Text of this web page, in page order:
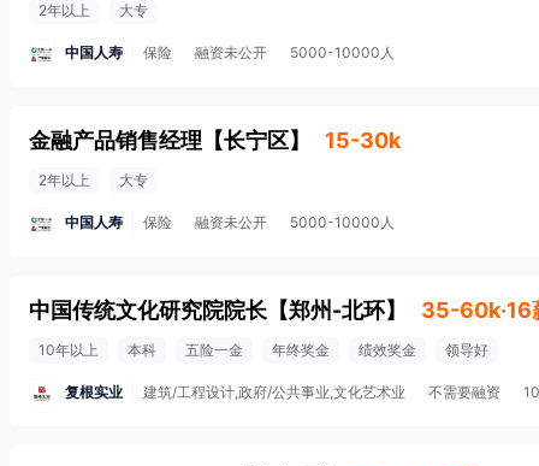
2年以上 大专
中国人寿 保险 融资未公开 5000-10000人
金融产品销售经理 【长宁区】 15-30k
2年以上 大专
中国人寿 保险 融资未公开 5000-10000人
中国传统文化研究院院长 【郑州-北环】 35-60k·16
10年以上 本科 五险一金 年终奖金 绩效奖金 领导好
复根实业 建筑/工程设计,政府/公共事业,文化艺术业 不需要融资